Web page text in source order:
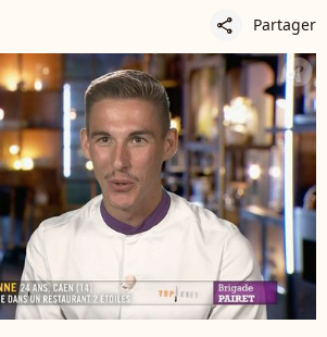
share Partager